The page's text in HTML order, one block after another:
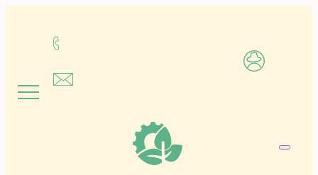
περιεχόμενο